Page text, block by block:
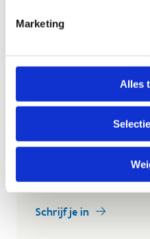
Marketing
Alles
De herfst is hét seizoen
herfstwandeling.
Met wie: bij voorkeur
Schrijf je in